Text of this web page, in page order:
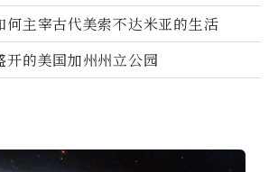
何主宰古代美索不达米亚的生活
开的美国加州州立公园